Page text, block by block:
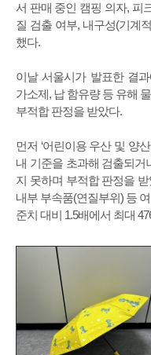
서 판매 중인 캠핑 의자, 피
질 검출 여부, 내구성(기계
했다.
이날 서울시가 발표한 결
가소제, 납 함유량 등 유해
부적합 판정을 받았다.
먼저 ‘어린이용 우산 및 양
내 기준을 초과해 검출되
지 못하며 부적합 판정을
내부 부속품(연질부위) 등
준치 대비 1.5배에서 최대